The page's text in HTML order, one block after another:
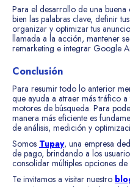
Para el desarrollo de una buena
bien las palabras clave, definir
organizar y optimizar tus
llamada a la acción, mantener
remarketing e integrar Google
Conclusión
Para resumir todo lo anterior
que ayuda a atraer más tráfico
motores de búsqueda. Para
manera más eficiente es
de análisis, medición y
Somos Tupay, una empresa
de pago, brindando a los
consolidar múltiples opciones
Te invitamos a visitar nuestro